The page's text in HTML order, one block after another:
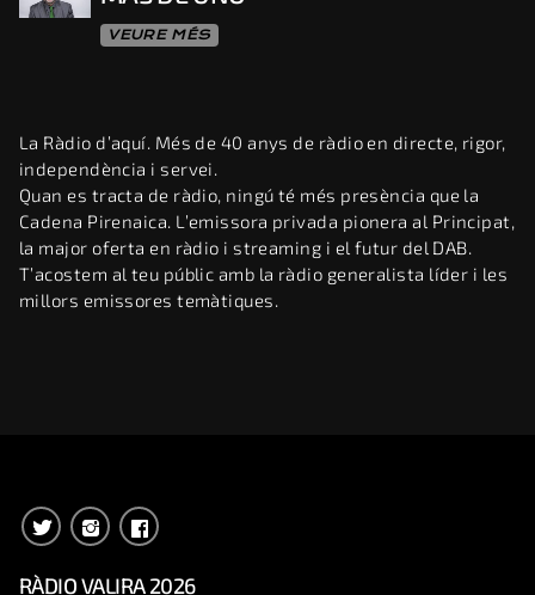
VEURE MÉS
La Ràdio d’aquí. Més de 40 anys de ràdio en directe, rigor,
independència i servei.
Quan es tracta de ràdio, ningú té més presència que la
Cadena Pirenaica. L’emissora privada pionera al Principat,
la major oferta en ràdio i streaming i el futur del DAB.
T’acostem al teu públic amb la ràdio generalista líder i les
millors emissores temàtiques.
RÀDIO VALIRA 2026